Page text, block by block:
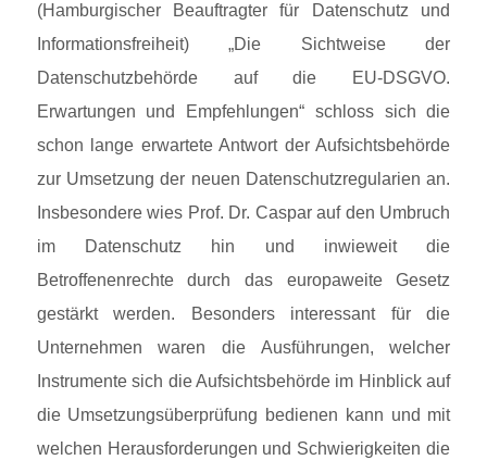
(Hamburgischer Beauftragter für Datenschutz und
Informationsfreiheit) „Die Sichtweise der
Datenschutzbehörde auf die EU-DSGVO.
Erwartungen und Empfehlungen“ schloss sich die
schon lange erwartete Antwort der Aufsichtsbehörde
zur Umsetzung der neuen Datenschutzregularien an.
Insbesondere wies Prof. Dr. Caspar auf den Umbruch
im Datenschutz hin und inwieweit die
Betroffenenrechte durch das europaweite Gesetz
gestärkt werden. Besonders interessant für die
Unternehmen waren die Ausführungen, welcher
Instrumente sich die Aufsichtsbehörde im Hinblick auf
die Umsetzungsüberprüfung bedienen kann und mit
welchen Herausforderungen und Schwierigkeiten die